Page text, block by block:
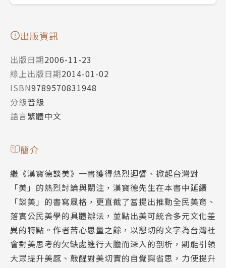
出版資訊
出版日期2006-11-23
線上出版日期2014-01-02
ISBN9789570831948
分級普級
語言繁體中文
簡介
繼《漢寶德談美》一書獲得熱烈迴響、掀起台灣對
「美」的熱烈討論與關注，漢寶德先生在本書中延續
「談美」的書寫風格，更直截了當提出推動全民美育、
落實公民美學的具體辦法，並點出美可統合多元文化差
異的特點。作者苦心思量之餘，以懇切的文字為台灣社
會對美思考的欠缺處進行大膽而深入的剖析，期能引領
大眾提升美感、敲醒對美切實的自覺與省思，力使提升